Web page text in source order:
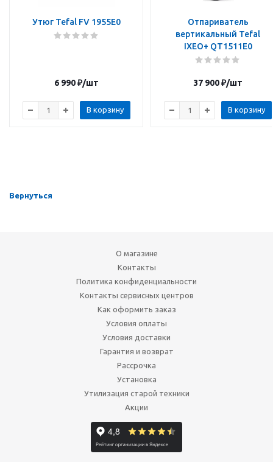
Утюг Tefal FV 1955E0
6 990₽/шт
В корзину
Отпариватель
вертикальный Tefal
IXEO+ QT1511E0
37 900₽/шт
В корзину
Вернуться
О магазине
Контакты
Политика конфиденциальности
Контакты сервисных центров
Как оформить заказ
Условия оплаты
Условия доставки
Гарантия и возврат
Рассрочка
Установка
Утилизация старой техники
Акции